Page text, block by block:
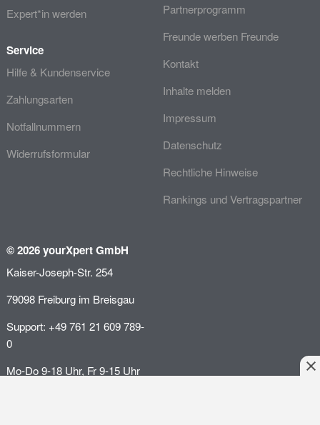
Expert*in werden
Service
Hilfe & Kundenservice
Zahlungsarten
Notfallnummern
Widerrufsformular
Partnerprogramm
Freunde werben Freunde
Kontakt
Inhalte melden
Impressum
Datenschutz
Rechtliche Hinweise
Rankings und Vertragspartner
© 2026 yourXpert GmbH
Kaiser-Joseph-Str. 254
79098 Freiburg im Breisgau
Support: +49 761 21 609 789-
0
Mo-Do 9-18 Uhr, Fr 9-15 Uhr